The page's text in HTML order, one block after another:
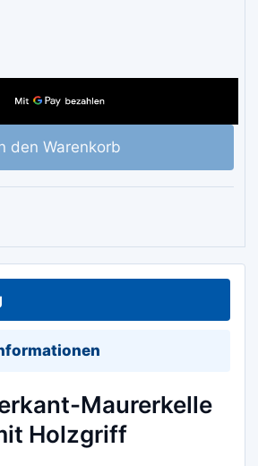
den Warenkorb
Maurerkelle
Holzgriff